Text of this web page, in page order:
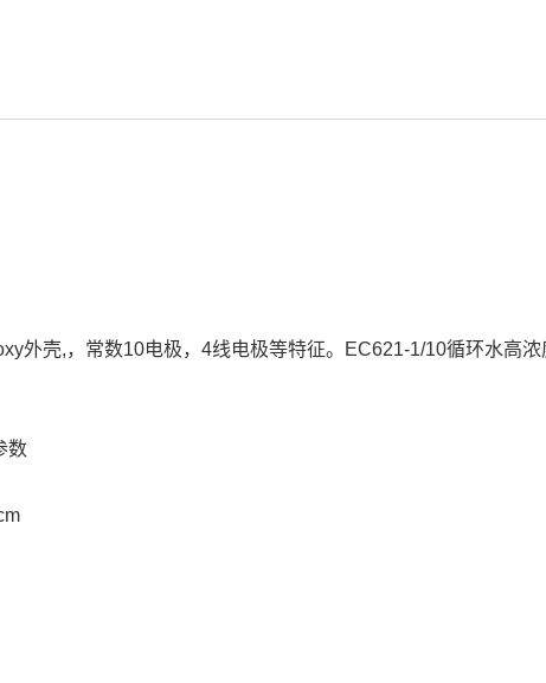
外壳,，常数10电极，4线电极等特征。EC621-1/10循环水高
数